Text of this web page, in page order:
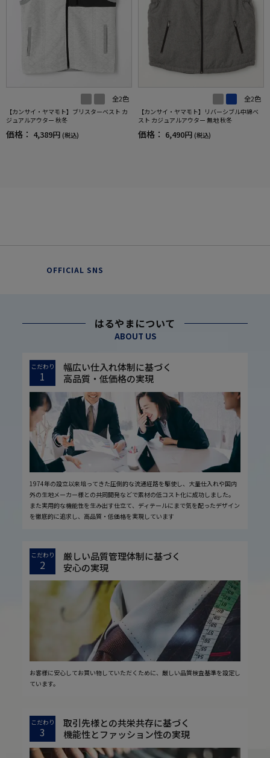
全2色
【カンサイ・ヤマモト】ブリスターベスト カ
ジュアルアウター 秋冬
価格： 4,389円 (税込)
全2色
【カンサイ・ヤマモト】リバーシブル中綿ベ
スト カジュアルアウター 無地 秋冬
価格： 6,490円 (税込)
OFFICIAL SNS
はるやまについて
ABOUT US
こだわり
1
幅広い仕入れ体制に基づく
高品質・低価格の実現
1974年の設立以来培ってきた圧倒的な流通経路を駆使し、大量仕入れや国内
外の生地メーカー様との共同開発などで素材の低コスト化に成功しました。
また実用的な機能性を生み出す仕立て、ディテールにまで気を配ったデザイン
を徹底的に追求し、高品質・低価格を実現しています
こだわり
2
厳しい品質管理体制に基づく
安心の実現
お客様に安心してお買い物していただくために、厳しい品質検査基準を設定し
ています。
こだわり
3
取引先様との共栄共存に基づく
機能性とファッション性の実現